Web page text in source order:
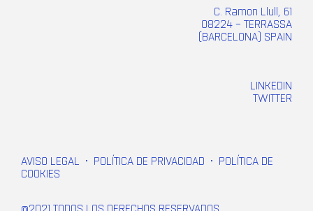
C. Ramon Llull, 61
08224 – TERRASSA
(BARCELONA) SPAIN
LINKEDIN
TWITTER
AVISO LEGAL • POLÍTICA DE PRIVACIDAD •
POLÍTICA DE
COOKIES